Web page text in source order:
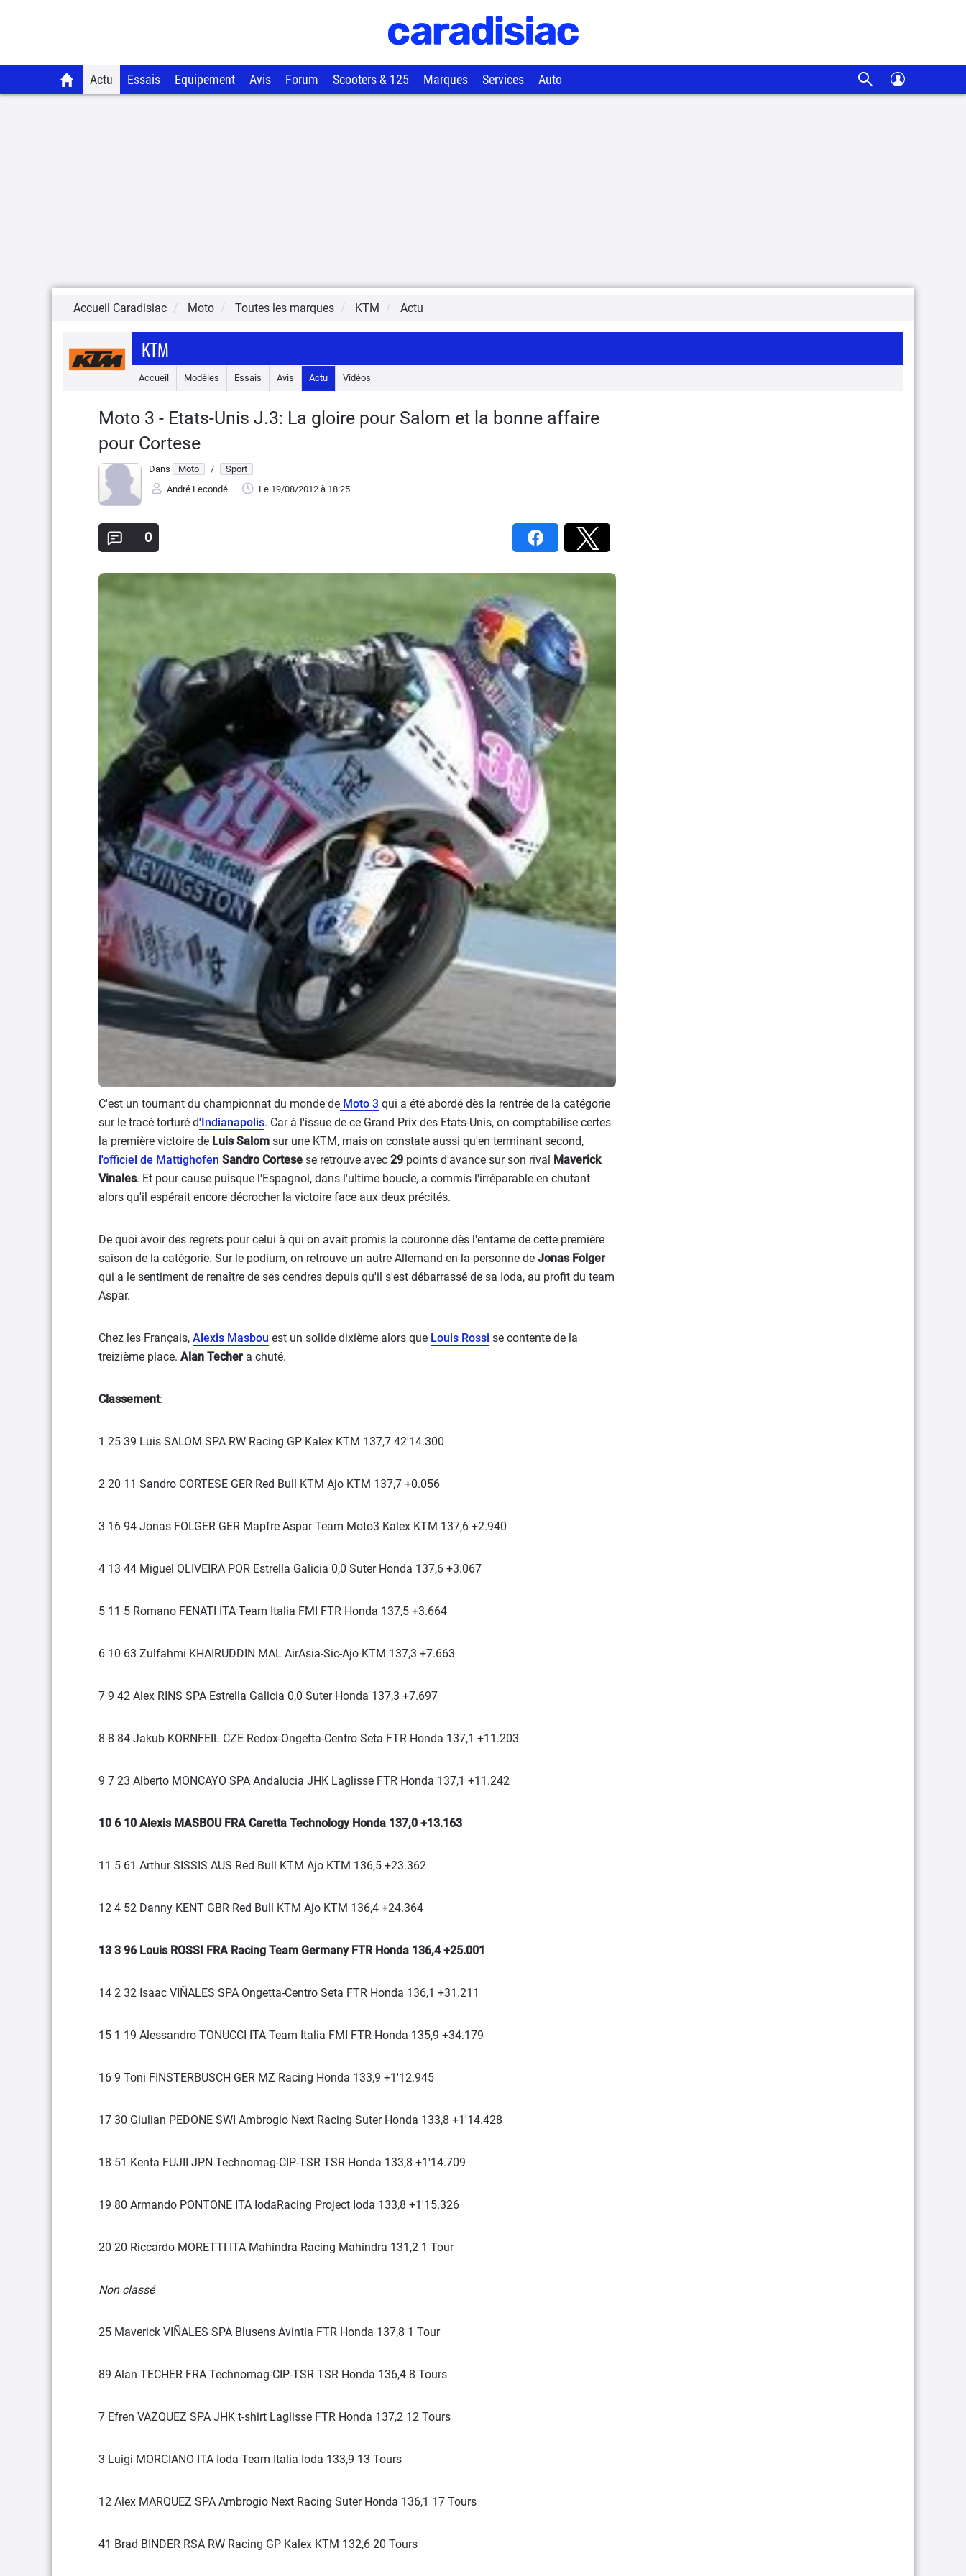
Actu Essais Equipement Avis Forum Scooters & 125 Marques Services Auto
Accueil Caradisiac Moto Toutes les marques KTM Actu
KTM
Accueil Modèles Essais Avis Actu Vidéos
Moto 3 - Etats-Unis J.3: La gloire pour Salom et la bonne affaire
pour Cortese
Dans Moto /
Sport
André Lecondé
Le 19/08/2012 à 18:25
0
C'est un tournant du championnat du monde de Moto 3 qui a été abordé dès la rentrée de la catégorie
sur le tracé torturé d'Indianapolis. Car à l'issue de ce Grand Prix des Etats-Unis, on comptabilise certes
la première victoire de Luis Salom sur une KTM, mais on constate aussi qu'en terminant second,
l'officiel de Mattighofen Sandro Cortese se retrouve avec 29 points d'avance sur son rival
Maverick
Vinales. Et pour cause puisque l'Espagnol, dans l'ultime boucle, a commis l'irréparable en chutant
alors qu'il espérait encore décrocher la victoire face aux deux précités.
De quoi avoir des regrets pour celui à qui on avait promis la couronne dès l'entame de cette première
saison de la catégorie. Sur le podium, on retrouve un autre Allemand en la personne de Jonas Folger
qui a le sentiment de renaître de ses cendres depuis qu'il s'est débarrassé de sa Ioda, au profit du team
Aspar.
Chez les Français, Alexis Masbou est un solide dixième alors que Louis Rossi se contente de la
treizième place. Alan Techer a chuté.
Classement:
1 25 39 Luis SALOM SPA RW Racing GP Kalex KTM 137,7 42'14.300
2 20 11 Sandro CORTESE GER Red Bull KTM Ajo KTM 137,7 +0.056
3 16 94 Jonas FOLGER GER Mapfre Aspar Team Moto3 Kalex KTM 137,6 +2.940
4 13 44 Miguel OLIVEIRA POR Estrella Galicia 0,0 Suter Honda 137,6 +3.067
5 11 5 Romano FENATI ITA Team Italia FMI FTR Honda 137,5 +3.664
6 10 63 Zulfahmi KHAIRUDDIN MAL AirAsia-Sic-Ajo KTM 137,3 +7.663
7 9 42 Alex RINS SPA Estrella Galicia 0,0 Suter Honda 137,3 +7.697
8 8 84 Jakub KORNFEIL CZE Redox-Ongetta-Centro Seta FTR Honda 137,1 +11.203
9 7 23 Alberto MONCAYO SPA Andalucia JHK Laglisse FTR Honda 137,1 +11.242
10 6 10 Alexis MASBOU FRA Caretta Technology Honda 137,0 +13.163
11 5 61 Arthur SISSIS AUS Red Bull KTM Ajo KTM 136,5 +23.362
12 4 52 Danny KENT GBR Red Bull KTM Ajo KTM 136,4 +24.364
13 3 96 Louis ROSSI FRA Racing Team Germany FTR Honda 136,4 +25.001
14 2 32 Isaac VIÑALES SPA Ongetta-Centro Seta FTR Honda 136,1 +31.211
15 1 19 Alessandro TONUCCI ITA Team Italia FMI FTR Honda 135,9 +34.179
16 9 Toni FINSTERBUSCH GER MZ Racing Honda 133,9 +1'12.945
17 30 Giulian PEDONE SWI Ambrogio Next Racing Suter Honda 133,8 +1'14.428
18 51 Kenta FUJII JPN Technomag-CIP-TSR TSR Honda 133,8 +1'14.709
19 80 Armando PONTONE ITA IodaRacing Project Ioda 133,8 +1'15.326
20 20 Riccardo MORETTI ITA Mahindra Racing Mahindra 131,2 1 Tour
Non classé
25 Maverick VIÑALES SPA Blusens Avintia FTR Honda 137,8 1 Tour
89 Alan TECHER FRA Technomag-CIP-TSR TSR Honda 136,4 8 Tours
7 Efren VAZQUEZ SPA JHK t-shirt Laglisse FTR Honda 137,2 12 Tours
3 Luigi MORCIANO ITA Ioda Team Italia Ioda 133,9 13 Tours
12 Alex MARQUEZ SPA Ambrogio Next Racing Suter Honda 136,1 17 Tours
41 Brad BINDER RSA RW Racing GP Kalex KTM 132,6 20 Tours